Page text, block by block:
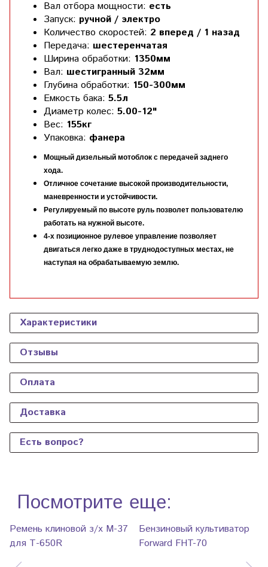
Вал отбора мощности: есть
Запуск: ручной / электро
Количество скоростей: 2 вперед / 1 назад
Передача: шестеренчатая
Ширина обработки: 1350мм
Вал: шестигранный 32мм
Глубина обработки: 150-300мм
Емкость бака: 5.5л
Диаметр колес: 5.00-12"
Вес: 155кг
Упаковка: фанера
Мощный дизельный мотоблок с передачей заднего
хода.
Отличное сочетание высокой производительности,
маневренности и устойчивости.
Регулируемый по высоте руль позволет пользователю
работать на нужной высоте.
4-х позиционное рулевое управление позволяет
двигаться легко даже в труднодоступных местах, не
наступая на обрабатываемую землю.
Характеристики
Отзывы
Оплата
Доставка
Есть вопрос?
Посмотрите еще:
Ремень клиновой з/х М-37
для Т-650R
Бензиновый культиватор
Forward FHT-70